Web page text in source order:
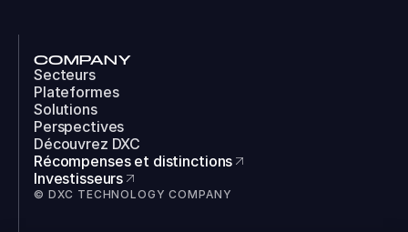
COMPANY
Secteurs
Plateformes
Solutions
Perspectives
Découvrez DXC
Récompenses et distinctions
Investisseurs
© DXC TECHNOLOGY COMPANY